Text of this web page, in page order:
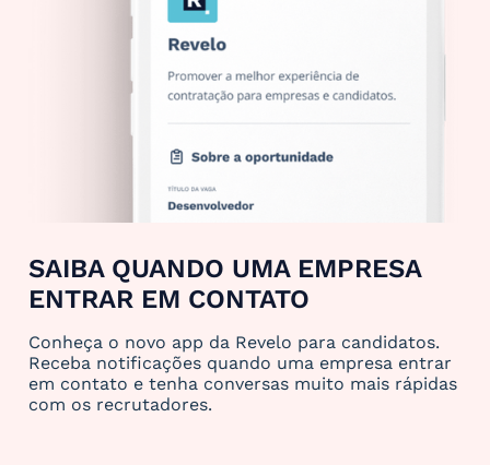
SAIBA QUANDO UMA EMPRESA
ENTRAR EM CONTATO
Conheça o novo app da Revelo para candidatos.
Receba notificações quando uma empresa entrar
em contato e tenha conversas muito mais rápidas
com os recrutadores.